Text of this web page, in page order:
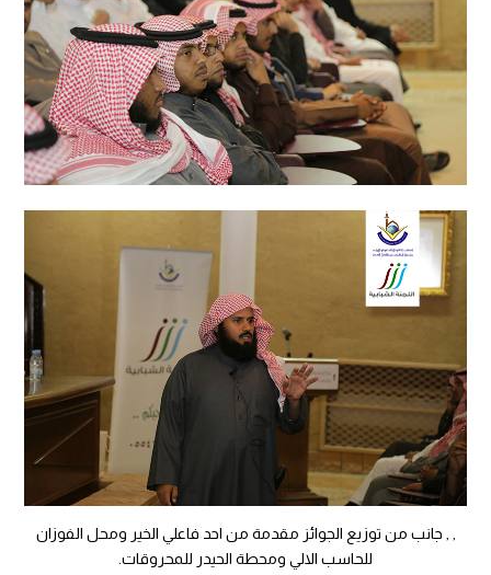
, , جانب من توزيع الجوائز مقدمة من احد فاعلي الخير ومحل الفوزان
للحاسب الالي ومحطة الحيدر للمحروقات.